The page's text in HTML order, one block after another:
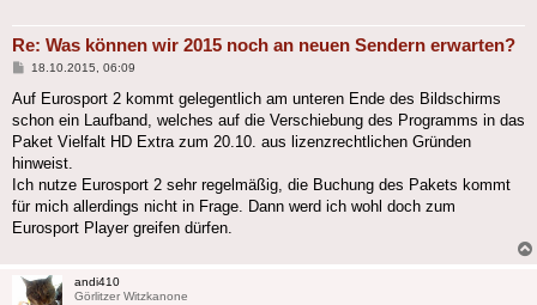
Re: Was können wir 2015 noch an neuen Sendern erwarten?
Beitrag
18.10.2015, 06:09
Auf Eurosport 2 kommt gelegentlich am unteren Ende des Bildschirms
schon ein Laufband, welches auf die Verschiebung des Programms in das
Paket Vielfalt HD Extra zum 20.10. aus lizenzrechtlichen Gründen
hinweist.
Ich nutze Eurosport 2 sehr regelmäßig, die Buchung des Pakets kommt
für mich allerdings nicht in Frage. Dann werd ich wohl doch zum
Eurosport Player greifen dürfen.
andi410
Görlitzer Witzkanone